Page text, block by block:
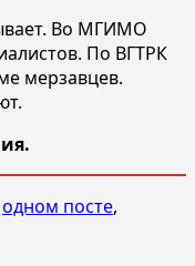
Во МГИМО
По ВГТРК
мерзавцев.
одном посте,